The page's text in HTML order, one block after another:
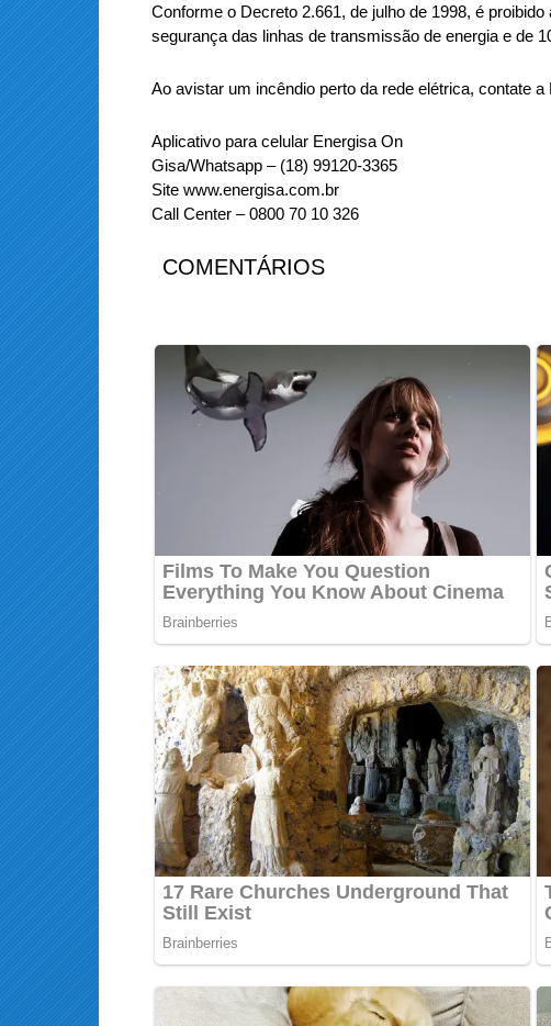
Conforme o Decreto 2.661, de julho de 1998, é
segurança das linhas de transmissão de energia e de
Ao avistar um incêndio perto da rede elétrica, contate a
Aplicativo para celular Energisa On
Gisa/Whatsapp – (18) 99120-3365
Site www.energisa.com.br
Call Center – 0800 70 10 326
COMENTÁRIOS